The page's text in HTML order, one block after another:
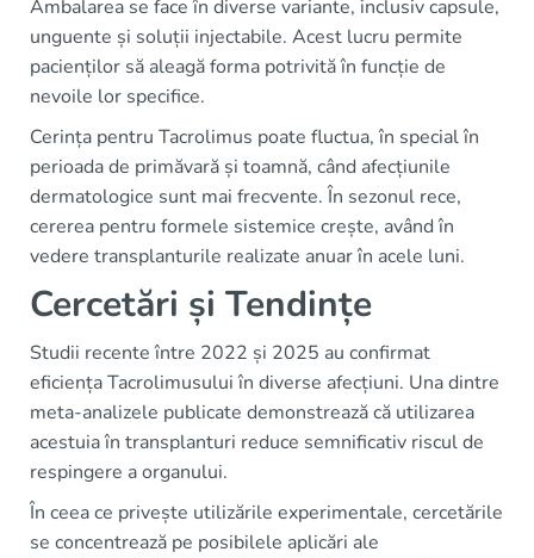
Ambalarea se face în diverse variante, inclusiv capsule,
unguente și soluții injectabile. Acest lucru permite
pacienților să aleagă forma potrivită în funcție de
nevoile lor specifice.
Cerința pentru Tacrolimus poate fluctua, în special în
perioada de primăvară și toamnă, când afecțiunile
dermatologice sunt mai frecvente. În sezonul rece,
cererea pentru formele sistemice crește, având în
vedere transplanturile realizate anuar în acele luni.
Cercetări și Tendințe
Studii recente între 2022 și 2025 au confirmat
eficiența Tacrolimusului în diverse afecțiuni. Una dintre
meta-analizele publicate demonstrează că utilizarea
acestuia în transplanturi reduce semnificativ riscul de
respingere a organului.
În ceea ce privește utilizările experimentale, cercetările
se concentrează pe posibilele aplicări ale